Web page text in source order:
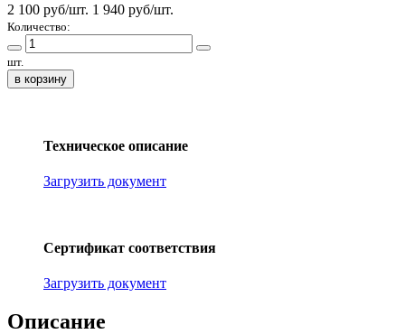
2 100 руб/шт. 1 940 руб/шт.
Количество:
шт.
в корзину
Техническое описание
Загрузить документ
Сертификат соответствия
Загрузить документ
Описание